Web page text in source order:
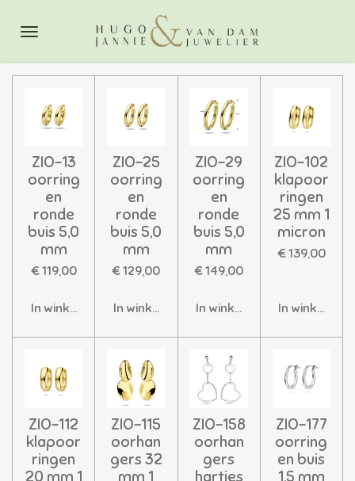
direct
de
ZIO-13
oorring
en
ronde
buis 5,0
mm
€ 119,00
In winkelwagen
ZIO-25
oorring
en
ronde
buis 5,0
mm
€ 129,00
In winkelwagen
ZIO-29
oorring
en
ronde
buis 5,0
mm
€ 149,00
In winkelwagen
ZIO-102
klapoor
ringen
25 mm 1
micron
€ 139,00
In
ZIO-112
klapoor
ringen
20 mm 1
ZIO-115
oorhan
gers 32
mm 1
ZIO-158
oorhan
gers
hartjes
ZIO-177
oorring
en buis
1,5 mm